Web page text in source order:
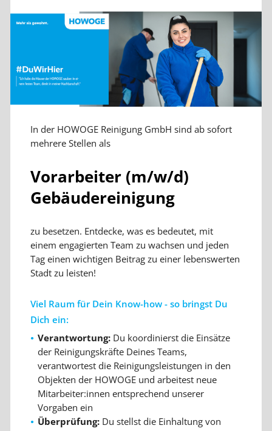
In der HOWOGE Reinigung GmbH sind ab sofort
mehrere Stellen als
Vorarbeiter (m/w/d)
Gebäudereinigung
zu besetzen. Entdecke, was es bedeutet, mit
einem engagierten Team zu wachsen und jeden
Tag einen wichtigen Beitrag zu einer lebenswerten
Stadt zu leisten!
Viel Raum für Dein Know-how - so bringst Du
Dich ein:
Verantwortung: Du koordinierst die Einsätze
der Reinigungskräfte Deines Teams,
verantwortest die Reinigungsleistungen in den
Objekten der HOWOGE und arbeitest neue
Mitarbeiter:innen entsprechend unserer
Vorgaben ein
Überprüfung: Du stellst die Einhaltung von